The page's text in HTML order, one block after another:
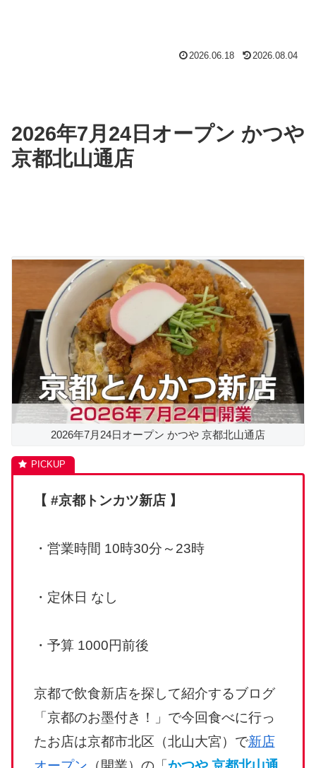
2026.06.18 2026.08.04
2026年7月24日オープン かつや
京都北山通店
2026年7月24日オープン かつや 京都北山通店
【 #京都トンカツ新店 】
・営業時間 10時30分～23時
・定休日 なし
・予算 1000円前後
京都で飲食新店を探して紹介するブログ
「京都のお墨付き！」で今回食べに行っ
たお店は京都市北区（北山大宮）で新店